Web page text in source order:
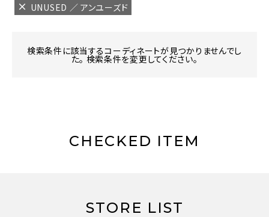
UNUSED ／ アンユーズド
検索条件に該当するコーディネートが見つかりませんでし
た。 検索条件を変更してください。
CHECKED ITEM
STORE LIST